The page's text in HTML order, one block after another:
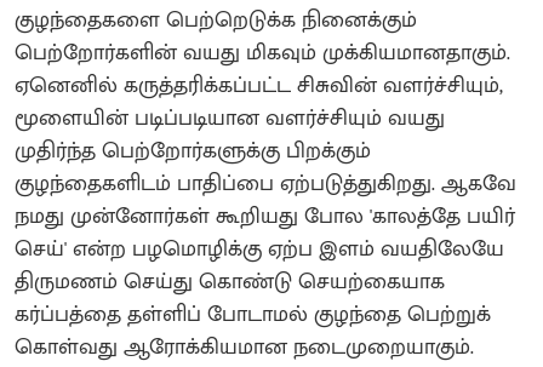
குழந்தைகளை பெற்றெடுக்க நினைக்கும்
பெற்றோர்களின் வயது மிகவும் முக்கியமானதாகும்.
ஏனெனில் கருத்தரிக்கப்பட்ட சிசுவின் வளர்ச்சியும்,
மூளையின் படிப்படியான வளர்ச்சியும் வயது
முதிர்ந்த பெற்றோர்களுக்கு பிறக்கும்
குழந்தைகளிடம் பாதிப்பை ஏற்படுத்துகிறது. ஆகவே
நமது முன்னோர்கள் கூறியது போல 'காலத்தே பயிர்
செய்' என்ற பழமொழிக்கு ஏற்ப இளம் வயதிலேயே
திருமணம் செய்து கொண்டு செயற்கையாக
கர்ப்பத்தை தள்ளிப் போடாமல் குழந்தை பெற்றுக்
கொள்வது ஆரோக்கியமான நடைமுறையாகும்.